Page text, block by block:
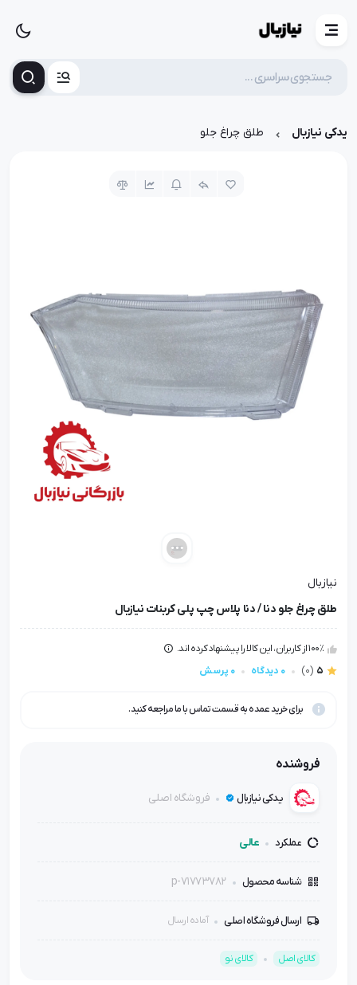
یدکی نیازبال طلق چراغ جلو
نیازبال
طلق چراغ جلو دنا / دنا پلاس چپ پلی کربنات نیازبال
100٪ از کاربران، این کالا را پیشنهاد کرده اند.
5
(0) 0 دیدگاه 0 پرسش
برای خرید عمده به قسمت تماس با ما مراجعه کنید.
فروشنده
یدکی نیازبال فروشگاه اصلی
عملکرد عالی
شناسه محصول p-71773782
ارسال فروشگاه اصلی آماده ارسال
کالای اصل کالای نو